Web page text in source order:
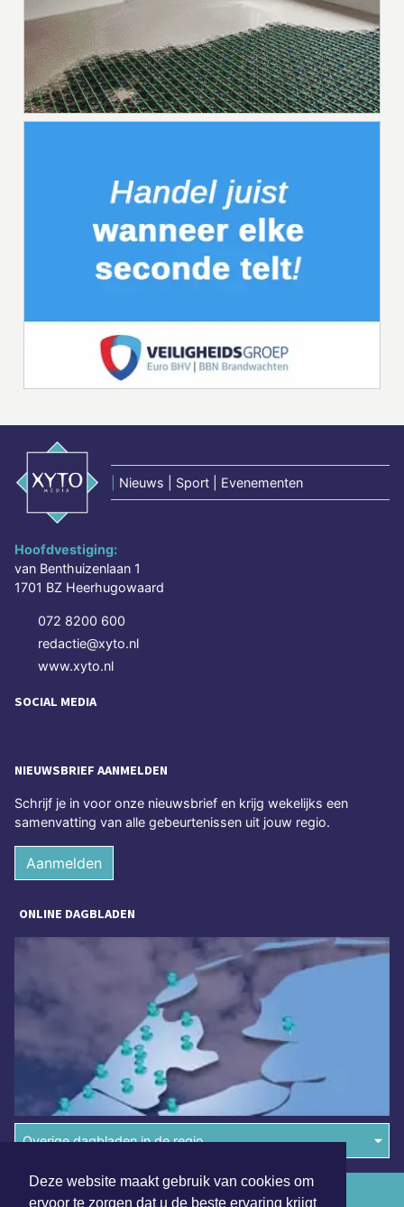
Deze website maakt gebruik van cookies om
ervoor te zorgen dat u de beste ervaring krijgt
Nieuws | Sport | Evenementen
Hoofdvestiging:
van Benthuizenlaan 1
1701 BZ Heerhugowaard
072 8200 600
redactie@xyto.nl
www.xyto.nl
SOCIAL MEDIA
NIEUWSBRIEF AANMELDEN
Schrijf je in voor onze nieuwsbrief en krijg wekelijks een
samenvatting van alle gebeurtenissen uit jouw regio.
Aanmelden
ONLINE DAGBLADEN
Overige dagbladen in de regio
Algemene voorwaarden